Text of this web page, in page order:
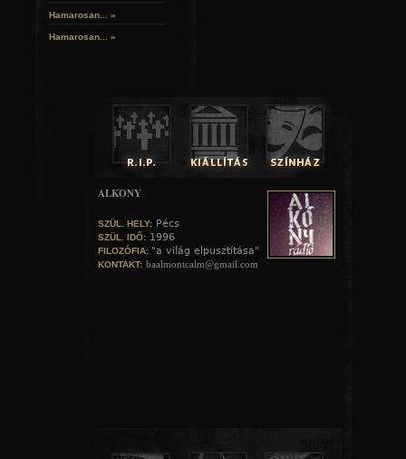
Hamarosan... »
Hamarosan... »
ALKONY
SZÜL. HELY: Pécs
SZÜL. IDŐ: 1996
FILOZÓFIA: "a világ elpusztítása"
KONTAKT: baalmontcalm@gmail.com